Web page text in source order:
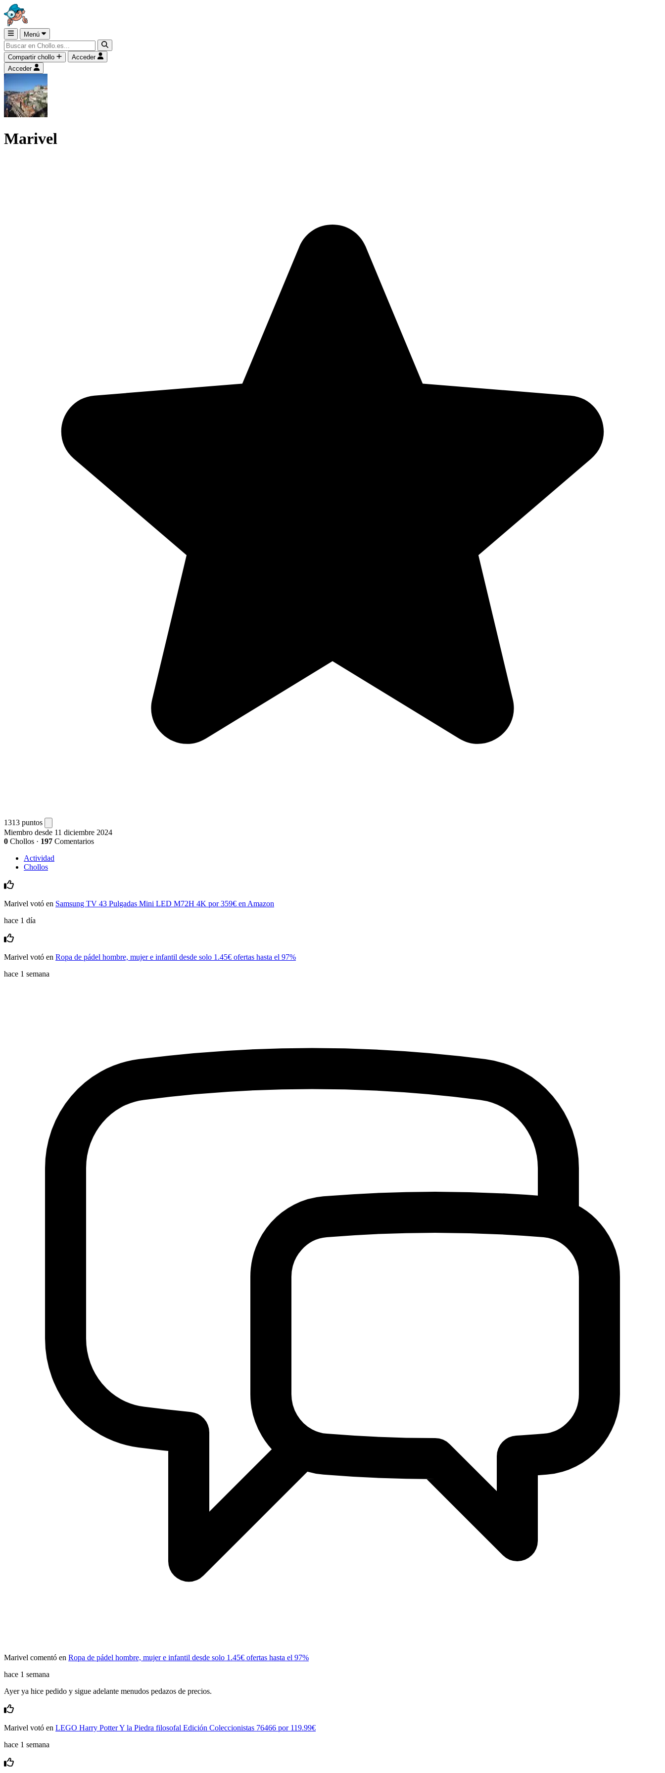
Menú
Compartir chollo
Acceder
Acceder
Marivel
1313 puntos
Miembro desde 11 diciembre 2024
0 Chollos · 197 Comentarios
Actividad
Chollos
Marivel votó en Samsung TV 43 Pulgadas Mini LED M72H 4K por 359€ en Amazon
hace 1 día
Marivel votó en Ropa de pádel hombre, mujer e infantil desde solo 1.45€ ofertas hasta el 97%
hace 1 semana
Marivel comentó en Ropa de pádel hombre, mujer e infantil desde solo 1.45€ ofertas hasta el 97%
hace 1 semana
Ayer ya hice pedido y sigue adelante menudos pedazos de precios.
Marivel votó en LEGO Harry Potter Y la Piedra filosofal Edición Coleccionistas 76466 por 119.99€
hace 1 semana